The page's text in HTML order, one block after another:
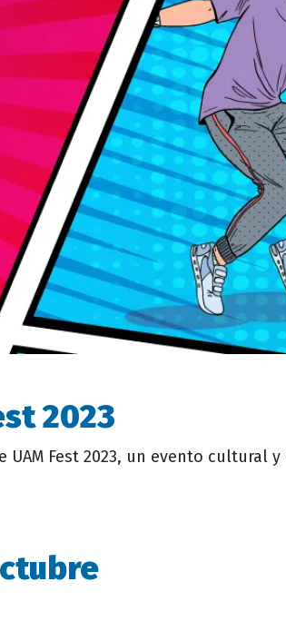
2023
UAM Fest 2023, un evento cultural